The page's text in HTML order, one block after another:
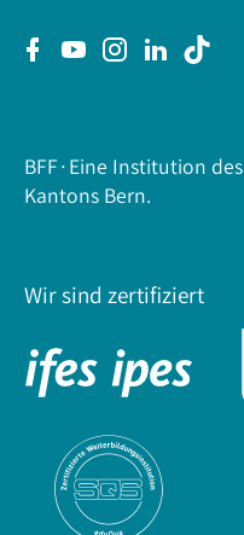
BFF∙Eine Institution des
Kantons Bern.
Wir sind zertifiziert